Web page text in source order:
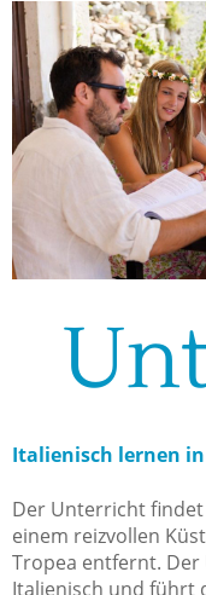
Italienisch lernen
Der Unterricht findet
einem reizvollen
Tropea entfernt.
Italienisch und führt